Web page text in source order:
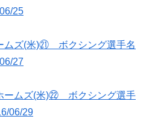
25
ズ(米)㉑ ボクシング選手名
27
ームズ(米)㉒ ボクシング選手
06/29